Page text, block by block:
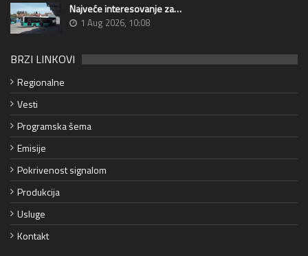
Najveće interesovanje za…
1 Aug 2026, 10:08
BRZI LINKOVI
Regionalne
Vesti
Programska šema
Emisije
Pokrivenost signalom
Produkcija
Usluge
Kontakt